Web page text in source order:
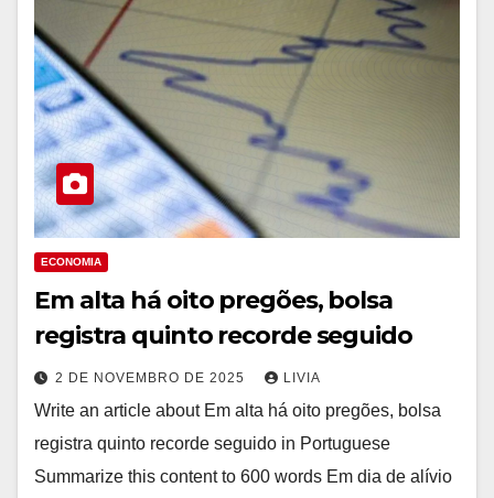
ECONOMIA
Em alta há oito pregões, bolsa
registra quinto recorde seguido
2 DE NOVEMBRO DE 2025 LIVIA
Write an article about Em alta há oito pregões, bolsa
registra quinto recorde seguido in Portuguese
Summarize this content to 600 words Em dia de alívio